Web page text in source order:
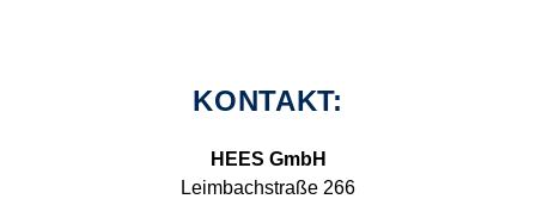
KONTAKT:
HEES GmbH
Leimbachstraße 266